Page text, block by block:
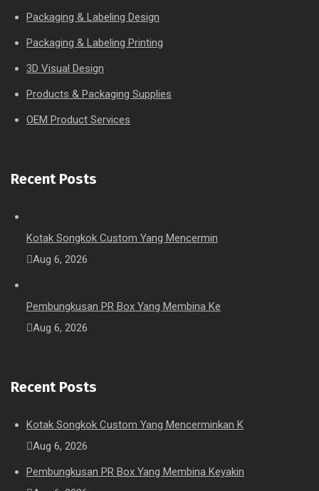
Packaging & Labeling Design
Packaging & Labeling Printing
3D Visual Design
Products & Packaging Supplies
OEM Product Services
Recent Posts
Kotak Songkok Custom Yang Mencermin
Aug 6, 2026
Pembungkusan PR Box Yang Membina Ke
Aug 6, 2026
Recent Posts
Kotak Songkok Custom Yang Mencerminkan K
Aug 6, 2026
Pembungkusan PR Box Yang Membina Keyakin